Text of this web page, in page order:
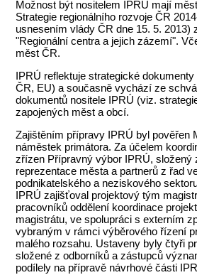
Možnost být nositelem IPRÚ mají
Strategie regionálního rozvoje ČR
usnesením vlády ČR dne 15. 5. 2013)
"Regionální centra a jejich zázemí".
měst ČR.
IPRÚ reflektuje strategické
ČR, EU) a současně vychází ze
dokumentů nositele IPRÚ (viz.
zapojených měst a obcí.
Zajištěním přípravy IPRÚ byl pověřen
náměstek primátora. Za účelem
zřízen Přípravný výbor IPRÚ, složený
reprezentace města a partnerů z řad
podnikatelského a neziskového
IPRÚ zajišťoval projektový tým
pracovníků oddělení koordinace
magistrátu, ve spolupráci s externím
vybraným v rámci výběrového řízení
malého rozsahu. Ustaveny byly čtyři
složené z odborníků a zástupců
podílely na přípravě návrhové části